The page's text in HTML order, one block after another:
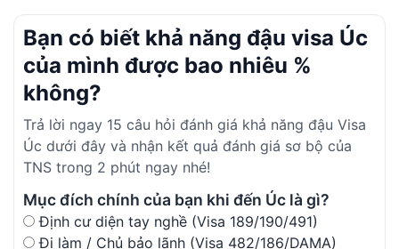
Bạn có biết khả năng đậu visa Úc
của mình được bao nhiêu %
không?
Trả lời ngay 15 câu hỏi đánh giá khả năng đậu Visa
Úc dưới đây và nhận kết quả đánh giá sơ bộ của
TNS trong 2 phút ngay nhé!
Mục đích chính của bạn khi đến Úc là gì?
Định cư diện tay nghề (Visa 189/190/491)
Đi làm / Chủ bảo lãnh (Visa 482/186/DAMA)